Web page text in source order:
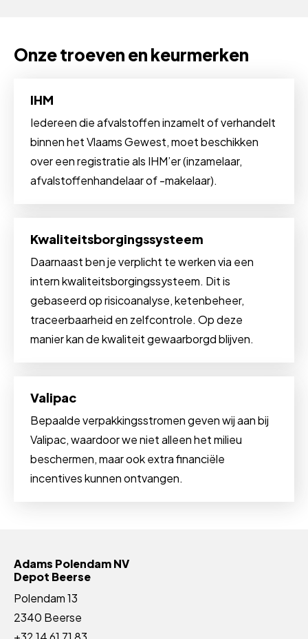
Onze troeven en keurmerken
IHM
Iedereen die afvalstoffen inzamelt of verhandelt
binnen het Vlaams Gewest, moet beschikken
over een registratie als IHM’er (inzamelaar,
afvalstoffenhandelaar of -makelaar).
Kwaliteitsborgingssysteem
Daarnaast ben je verplicht te werken via een
intern kwaliteitsborgingssysteem. Dit is
gebaseerd op risicoanalyse, ketenbeheer,
traceerbaarheid en zelfcontrole. Op deze
manier kan de kwaliteit gewaarborgd blijven.
Valipac
Bepaalde verpakkingsstromen geven wij aan bij
Valipac, waardoor we niet alleen het milieu
beschermen, maar ook extra financiële
incentives kunnen ontvangen.
Adams Polendam NV
Depot Beerse
Polendam 13
2340 Beerse